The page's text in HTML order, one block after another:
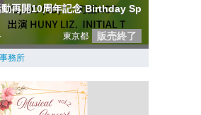
再開10周年記念 Birthday Sp
東京都 販売終了
務所